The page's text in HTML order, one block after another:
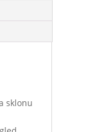
sklonu